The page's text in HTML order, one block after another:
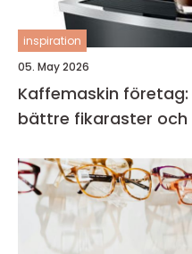
inspiration
05. May 2026
Kaffemaskin
bättre fikaraster